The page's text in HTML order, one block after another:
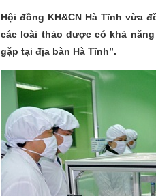
Hội đồng KH&CN Hà Tĩnh vừa
các loài thảo dược có khả
gặp tại địa bàn Hà Tĩnh”.